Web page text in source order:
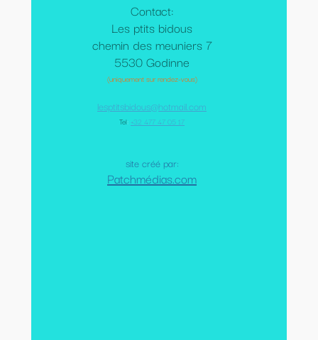
Contact:
Les ptits bidous
chemin des meuniers 7
5530 Godinne
(uniquement sur rendez-vous)
lesptitsbidous@hotmail.com
Tel: +32 477 47 05 17
site créé par:
Patchmédias.com